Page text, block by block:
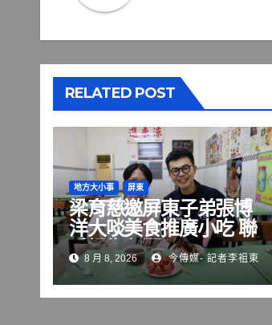
RELATED POST
地方大小事 屏東
梁育慈邀屏東子弟張博
洋大啖美食推廣小吃 聯
手掃街拜票
8 月 8, 2026 今傳媒- 記者李祖東